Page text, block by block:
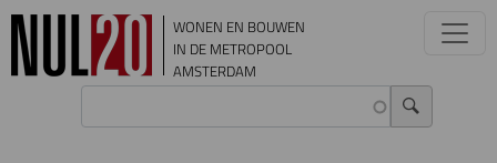
Overslaan en naar de inhoud gaan
WONEN EN BOUWEN
IN DE METROPOOL
AMSTERDAM